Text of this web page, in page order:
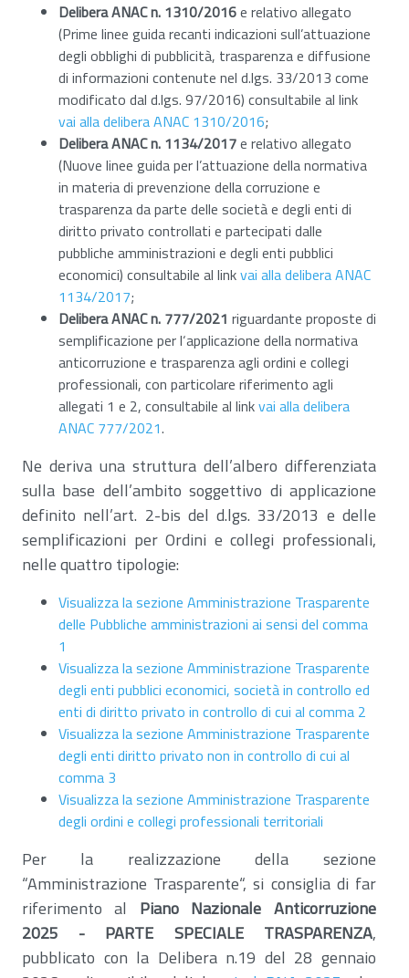
Delibera ANAC n. 1310/2016e relativo allegato
(Prime linee guida recanti indicazioni sull’attuazione
degli obblighi di pubblicità, trasparenza e diffusione
di informazioni contenute nel d.lgs. 33/2013 come
modificato dal d.lgs. 97/2016) consultabile al link
vai alla delibera ANAC 1310/2016;
Delibera ANAC n. 1134/2017e relativo allegato
(Nuove linee guida per l’attuazione della normativa
in materia di prevenzione della corruzione e
trasparenza da parte delle società e degli enti di
diritto privato controllati e partecipati dalle
pubbliche amministrazioni e degli enti pubblici
economici) consultabile al linkvai alla delibera ANAC
1134/2017;
Delibera ANAC n. 777/2021 riguardante proposte di
semplificazione per l‘applicazione della normativa
anticorruzione e trasparenza agli ordini e collegi
professionali, con particolare riferimento agli
allegati 1 e 2, consultabile al linkvai alla delibera
ANAC 777/2021.
Ne deriva una struttura dell’albero differenziata
sulla base dell’ambito soggettivo di applicazione
definito nell’art. 2-bis del d.lgs. 33/2013 e delle
semplificazioni per Ordini e collegi professionali,
nelle quattro tipologie:
Visualizza la sezione Amministrazione Trasparente
delle Pubbliche amministrazioni ai sensi del comma
1
Visualizza la sezione Amministrazione Trasparente
degli enti pubblici economici, società in controllo ed
enti di diritto privato in controllo di cui al comma 2
Visualizza la sezione Amministrazione Trasparente
degli enti diritto privato non in controllo di cui al
comma 3
Visualizza la sezione Amministrazione Trasparente
degli ordini e collegi professionali territoriali
Per la realizzazione della sezione
“Amministrazione Trasparente“, si consiglia di far
riferimento al Piano Nazionale Anticorruzione
2025 - PARTE SPECIALE TRASPARENZA,
pubblicato con la Delibera n.19 del 28 gennaio